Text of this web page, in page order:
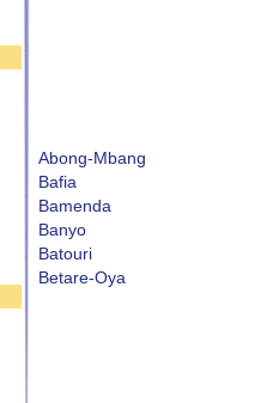
Abong-Mbang
Bafia
Bamenda
Banyo
Batouri
Betare-Oya